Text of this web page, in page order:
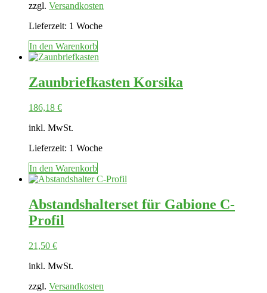
zzgl. Versandkosten
Lieferzeit: 1 Woche
In den Warenkorb
Zaunbriefkasten Korsika
186,18 €
inkl. MwSt.
Lieferzeit: 1 Woche
In den Warenkorb
Abstandshalterset für Gabione C-
Profil
21,50 €
inkl. MwSt.
zzgl. Versandkosten